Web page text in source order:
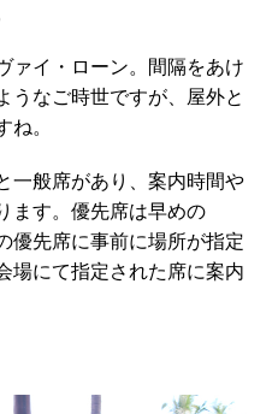
ァイ・ローン。間隔をあけ
うなご時世ですが、屋外と
。
一般席があり、案内時間や
ます。優先席は早めの
優先席に事前に場所が指定
場にて指定された席に案内